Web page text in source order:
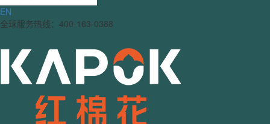
EN
全球服务热线：400-163-0388